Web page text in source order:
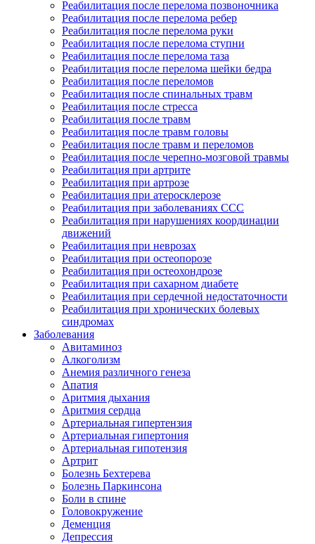
Реабилитация после перелома позвоночника
Реабилитация после перелома ребер
Реабилитация после перелома руки
Реабилитация после перелома ступни
Реабилитация после перелома таза
Реабилитация после перелома шейки бедра
Реабилитация после переломов
Реабилитация после спинальных травм
Реабилитация после стресса
Реабилитация после травм
Реабилитация после травм головы
Реабилитация после травм и переломов
Реабилитация после черепно-мозговой травмы
Реабилитация при артрите
Реабилитация при артрозе
Реабилитация при атеросклерозе
Реабилитация при заболеваниях ССС
Реабилитация при нарушениях координации
движений
Реабилитация при неврозах
Реабилитация при остеопорозе
Реабилитация при остеохондрозе
Реабилитация при сахарном диабете
Реабилитация при сердечной недостаточности
Реабилитация при хронических болевых
синдромах
Заболевания
Авитаминоз
Алкоголизм
Анемия различного генеза
Апатия
Аритмия дыхания
Аритмия сердца
Артериальная гипертензия
Артериальная гипертония
Артериальная гипотензия
Артрит
Болезнь Бехтерева
Болезнь Паркинсона
Боли в спине
Головокружение
Деменция
Депрессия